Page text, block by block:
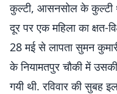
कुल्टी, आसनसोल के कुल्टी
दूर पर एक महिला का क्षत-
28 मई से लापता सुमन
के नियामतपुर चौकी में
गयी थी. रविवार की